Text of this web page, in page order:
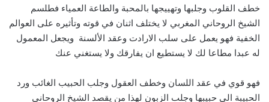
خطف القلوب وجلبها وتهييجها بالمحبة والطاعة العمياء فطلسم
الشيخ الروحاني المغربي لا يختلف اثنان في قوته وتأثيره على العوالم
الخفية فهو يعمل على سلب الارادت وعقد الألسنة ويجعل المعمول
له عبدا مطاعا لك لا يستطيع ان يفارقك ولا يستغني عنك
فهو قوي في عقد اللسان وخطف العقول وجلب الحبيب الغائب ورد
الحبيبة الى حبيبها وجلب الزبون لهذا من يقصد الشيخ الروحاني